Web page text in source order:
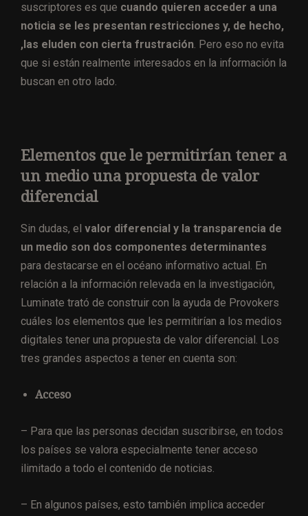
suscriptores es que cuando quieren acceder a una
noticia se les presentan restricciones y, de hecho,
,las eluden con cierta frustración. Pero eso no evita
que si están realmente interesados en la información la
buscan en otro lado.
Elementos que le permitirían tener a
un medio una propuesta de valor
diferencial
Sin dudas, el valor diferencial y la transparencia de
un medio son dos componentes determinantes
para destacarse en el océano informativo actual. En
relación a la información relevada en la investigación,
Luminate trató de construir con la ayuda de Provokers
cuáles los elementos que les permitirían a los medios
digitales tener una propuesta de valor diferencial. Los
tres grandes aspectos a tener en cuenta son:
Acceso
– Para que las personas decidan suscribirse, en todos
los países se valora especialmente tener acceso
ilimitado a todo el contenido de noticias.
– En algunos países, esto también implica acceder